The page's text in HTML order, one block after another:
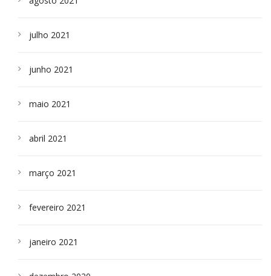
julho 2021
junho 2021
maio 2021
abril 2021
março 2021
fevereiro 2021
janeiro 2021